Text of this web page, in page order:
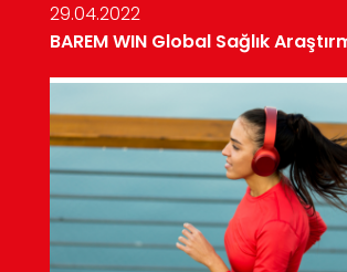
29.04.2022
BAREM WIN Global Sağlık